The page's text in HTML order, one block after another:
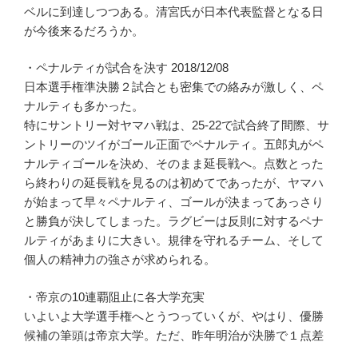
ベルに到達しつつある。清宮氏が日本代表監督となる日
が今後来るだろうか。
・ペナルティが試合を決す 2018/12/08
日本選手権準決勝２試合とも密集での絡みが激しく、ペ
ナルティも多かった。
特にサントリー対ヤマハ戦は、25-22で試合終了間際、サ
ントリーのツイがゴール正面でペナルティ。五郎丸がペ
ナルティゴールを決め、そのまま延長戦へ。点数とった
ら終わりの延長戦を見るのは初めてであったが、ヤマハ
が始まって早々ペナルティ、ゴールが決まってあっさり
と勝負が決してしまった。ラグビーは反則に対するペナ
ルティがあまりに大きい。規律を守れるチーム、そして
個人の精神力の強さが求められる。
・帝京の10連覇阻止に各大学充実
いよいよ大学選手権へとうつっていくが、やはり、優勝
候補の筆頭は帝京大学。ただ、昨年明治が決勝で１点差